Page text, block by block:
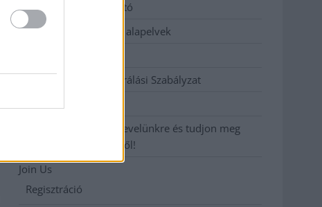
Adatkezelési tájékoztató
Etikai és függetlenségi alapelvek
Hozzászólási és Moderálási Szabályzat
Iratkozzon fel heti hírlevelünkre és tudjon meg
még többet megyénkről!
Join Us
Regisztráció